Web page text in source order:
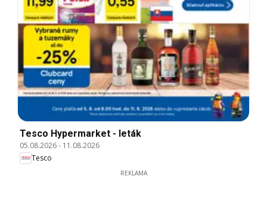
Tesco Hypermarket - leták
05.08.2026- 11.08.2026
Tesco
REKLAMA